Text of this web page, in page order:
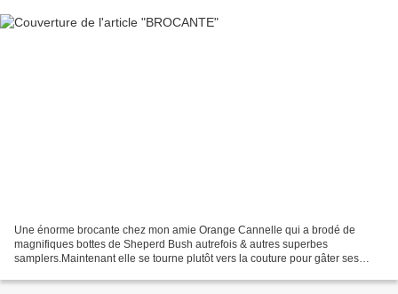
Une énorme brocante chez mon amie Orange Cannelle qui a brodé de
magnifiques bottes de Sheperd Bush autrefois & autres superbes
samplers.Maintenant elle se tourne plutôt vers la couture pour gâter ses